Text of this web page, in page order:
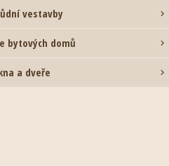
vestavby 
bytových domů 
a dveře 